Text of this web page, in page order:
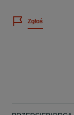
Zgłoś